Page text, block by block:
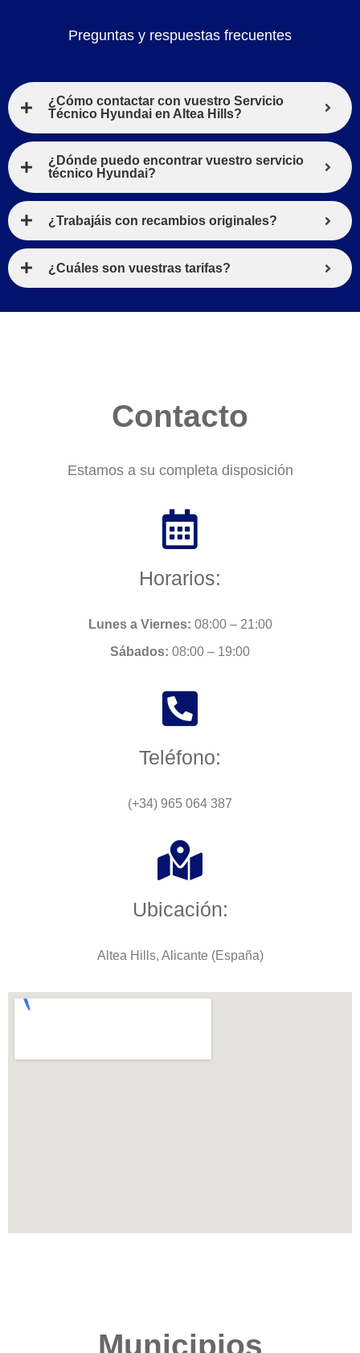
Preguntas y respuestas frecuentes
¿Cómo contactar con vuestro Servicio
Técnico Hyundai en Altea Hills?
¿Dónde puedo encontrar vuestro servicio
técnico Hyundai?
¿Trabajáis con recambios originales?
¿Cuáles son vuestras tarifas?
Contacto
Estamos a su completa disposición
Horarios:
Lunes a Viernes: 08:00 – 21:00
Sábados: 08:00 – 19:00
Teléfono:
(+34) 965 064 387
Ubicación:
Altea Hills, Alicante (España)
Municipios